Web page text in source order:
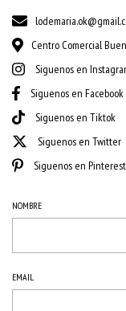
Centro Comercial
Siguenos en
Siguenos en Facebook
Siguenos en Tiktok
Siguenos en Twitter
Siguenos en Pinterest
NOMBRE
EMAIL